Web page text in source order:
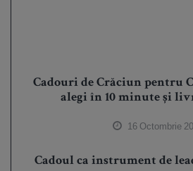
Cadouri de Crăciun pentru
alegi în 10 minute și
16 Octombrie
Cadoul ca instrument de